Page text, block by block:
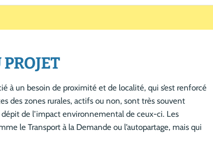
à un besoin de proximité et de localité, qui s’est renforcé
des zones rurales, actifs ou non, sont très souvent
de l’impact environnemental de ceux-ci. Les
le Transport à la Demande ou l’autopartage, mais qui